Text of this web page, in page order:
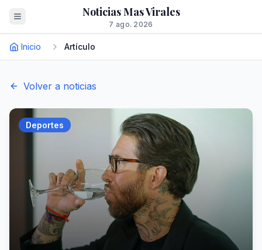
Noticias Mas Virales
7 ago. 2026
Inicio Artículo
Volver a noticias
Deportes